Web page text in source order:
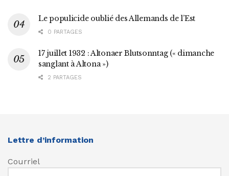
Le populicide oublié des Allemands de l’Est
0 PARTAGES
17 juillet 1932 : Altonaer Blutsonntag (« dimanche
sanglant à Altona »)
2 PARTAGES
Lettre d’information
Courriel